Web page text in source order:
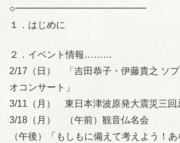
○━━━━━━━━━━━━━━
１．はじめに
２．イベント情報………
2/17（日） 「吉田恭子・伊藤貴之 ソプ
オコンサート」
3/11（月） 東日本津波原発大震災三回
3/18（月） （午前）観音仏名会
（午後）「もしもに備えて考えよう！